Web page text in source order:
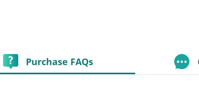
Purchase FAQs